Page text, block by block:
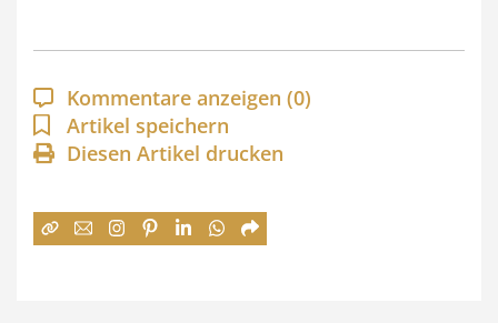
p
a
n
n
:
Kommentare anzeigen (0)
Artikel speichern
Diesen Artikel drucken